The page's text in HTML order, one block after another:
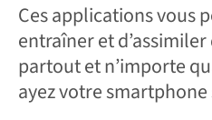
Ces applications vous
entraîner et
partout et n’importe
ayez votre smartphone